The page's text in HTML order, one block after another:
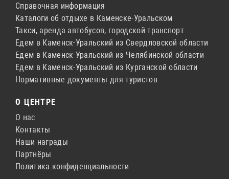
Справочная информация
Каталоги об отдыхе в Каменске-Уральском
Такси, аренда автобусов, городской транспорт
Едем в Каменск-Уральский из Свердловской области
Едем в Каменск-Уральский из Челябинской области
Едем в Каменск-Уральский из Курганской области
Нормативные документы для туристов
О ЦЕНТРЕ
О нас
Контакты
Наши награды
Партнёры
Политика конфиденциальности